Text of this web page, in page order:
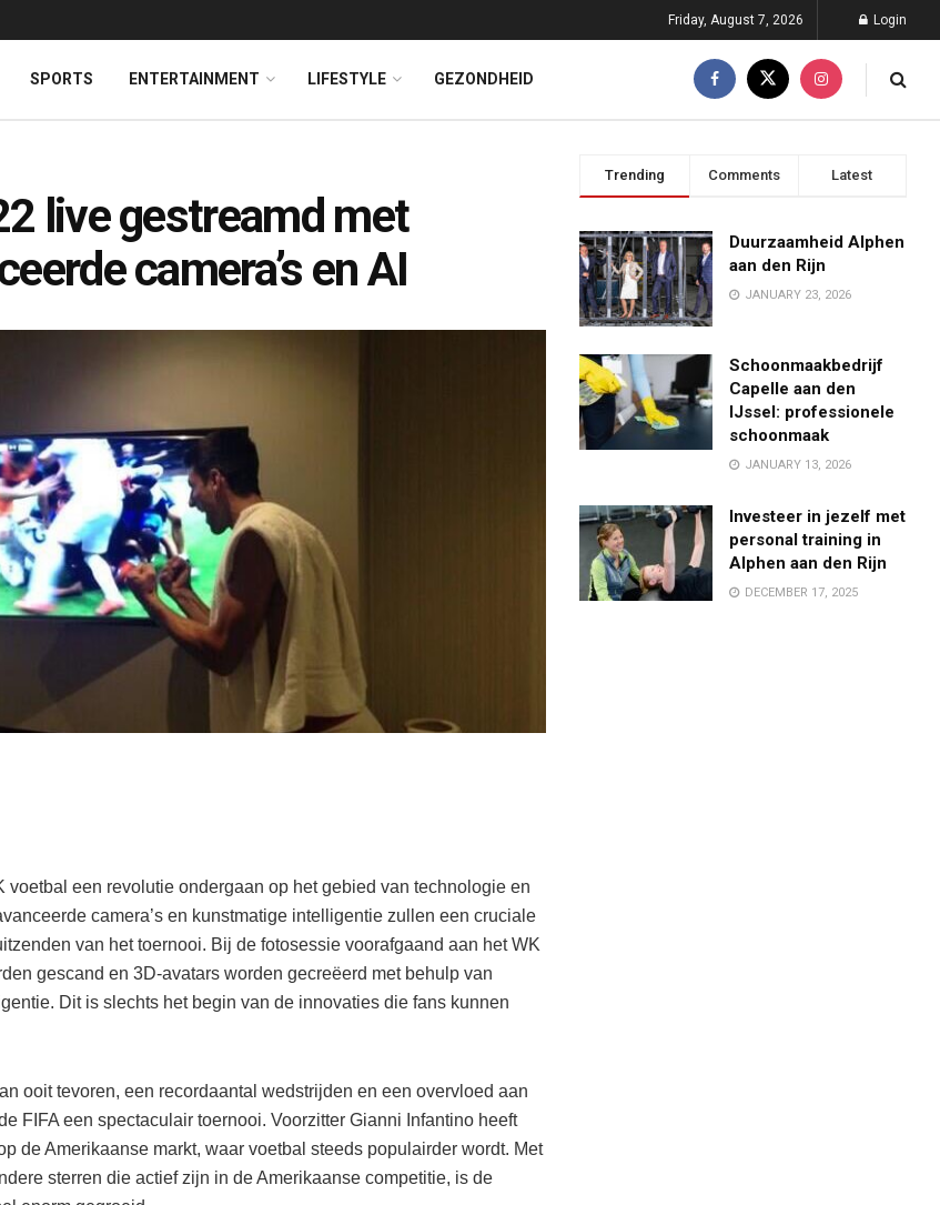
Friday, August 7, 2026 Login
SPORTS ENTERTAINMENT LIFESTYLE GEZONDHEID
live gestreamd met
camera’s en AI
voetbal een revolutie ondergaan op het gebied van technologie en
camera’s en kunstmatige intelligentie zullen een cruciale
van het toernooi. Bij de fotosessie voorafgaand aan het WK
gescand en 3D-avatars worden gecreëerd met behulp van
Dit is slechts het begin van de innovaties die fans kunnen
ooit tevoren, een recordaantal wedstrijden en een overvloed aan
FIFA een spectaculair toernooi. Voorzitter Gianni Infantino heeft
de Amerikaanse markt, waar voetbal steeds populairder wordt. Met
sterren die actief zijn in de Amerikaanse competitie, is de
Trending Comments Latest
Duurzaamheid Alphen
aan den Rijn
JANUARY 23, 2026
Schoonmaakbedrijf
Capelle aan den
IJssel: professionele
schoonmaak
JANUARY 13, 2026
Investeer in jezelf met
personal training in
Alphen aan den Rijn
DECEMBER 17, 2025